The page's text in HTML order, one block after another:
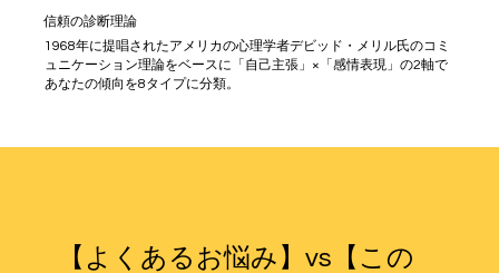
信頼の診断理論
1968年に提唱されたアメリカの心理学者デビッド・メリル氏のコミ
ュニケーション理論をベースに「自己主張」×「感情表現」の2軸で
あなたの傾向を8タイプに分類。
【よくあるお悩み】vs【この